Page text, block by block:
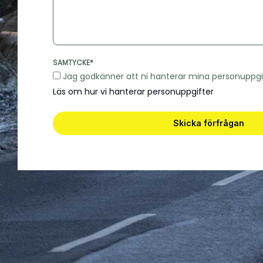
SAMTYCKE*
Jag godkänner att ni hanterar mina
Läs om hur vi hanterar personuppgifter
Skicka förfrågan